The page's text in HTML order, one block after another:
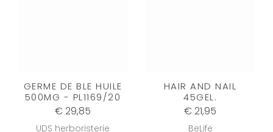
GERME DE BLE HUILE
500MG - PL1169/20
€ 29,85
UDS herboristerie
HAIR AND NAIL
45GEL.
€ 21,95
BeLife